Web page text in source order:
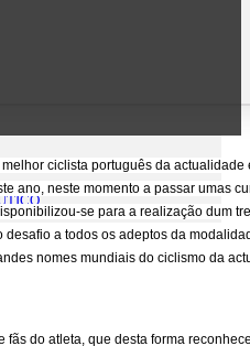
melhor ciclista português da
ano, neste momento a passar umas
se para a realização dum
desafio a todos os adeptos da
nomes mundiais do ciclismo da
fãs do atleta, que desta forma